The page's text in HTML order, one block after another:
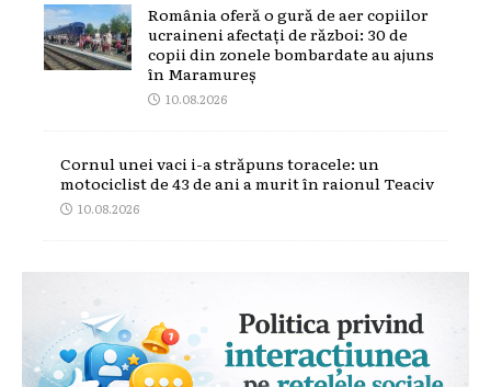
România oferă o gură de aer copiilor
ucraineni afectați de război: 30 de
copii din zonele bombardate au ajuns
în Maramureș
10.08.2026
Cornul unei vaci i-a străpuns toracele: un
motociclist de 43 de ani a murit în raionul Teaciv
10.08.2026